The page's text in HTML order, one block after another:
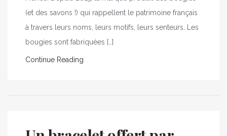
(et des savons !) qui rappellent le patrimoine français
à travers leurs noms, leurs motifs, leurs senteurs. Les
bougies sont fabriquées […]
Continue Reading